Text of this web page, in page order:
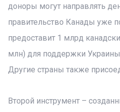
доноры могут направлять
правительство Канады уже
предоставит 1 млрд
млн) для поддержки Украины
Другие страны также
Второй инструмент –